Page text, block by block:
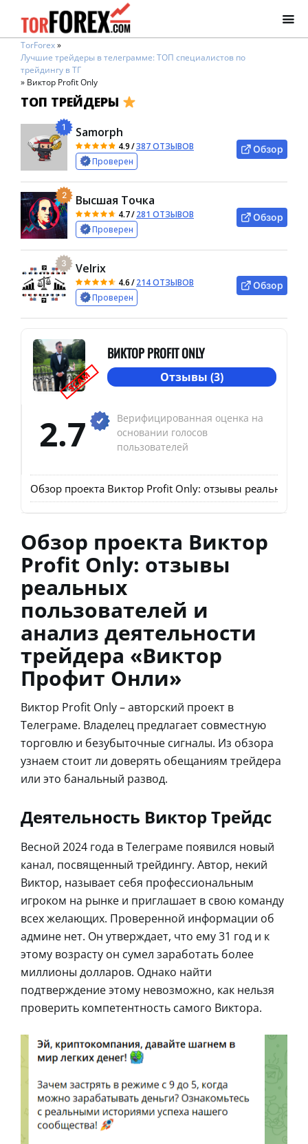
TorForex»
Лучшие трейдеры в телеграмме: ТОП специалистов по
трейдингу в ТГ
» Виктор Profit Only
ТОП ТРЕЙДЕРЫ
1 Samorph
4.9/387 ОТЗЫВОВ
Проверен
Обзор
2 Высшая Точка
4.7/281 ОТЗЫВОВ
Проверен
Обзор
3 Velrix
4.6/214 ОТЗЫВОВ
Проверен
Обзор
SCAM
ВИКТОР PROFIT ONLY
Отзывы (3)
2.7
Верифицированная оценка на
основании голосов
пользователей
Обзор проекта Виктор Profit Only: отзывы реальных
Обзор проекта Виктор
Profit Only: отзывы
реальных
пользователей и
анализ деятельности
трейдера «Виктор
Профит Онли»
Виктор Profit Only – авторский проект в
Телеграме. Владелец предлагает совместную
торговлю и безубыточные сигналы. Из обзора
узнаем стоит ли доверять обещаниям трейдера
или это банальный развод.
Деятельность Виктор Трейдс
Весной 2024 года в Телеграме появился новый
канал, посвященный трейдингу. Автор, некий
Виктор, называет себя профессиональным
игроком на рынке и приглашает в свою команду
всех желающих. Проверенной информации об
админе нет. Он утверждает, что ему 31 год и к
этому возрасту он сумел заработать более
миллионы долларов. Однако найти
подтверждение этому невозможно, как нельзя
проверить компетентность самого Виктора.